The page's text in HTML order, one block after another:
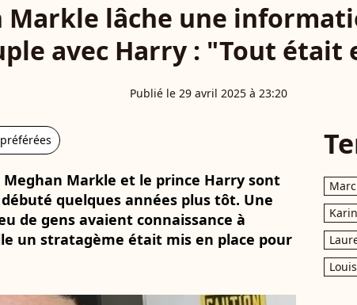
Markle lâche une
avec Harry : "Tout était
Publié le 29 avril 2025 à 23:20
Markle et le prince Harry sont
quelques années plus tôt. Une
de gens avaient connaissance à
un stratagème était mis en place pour